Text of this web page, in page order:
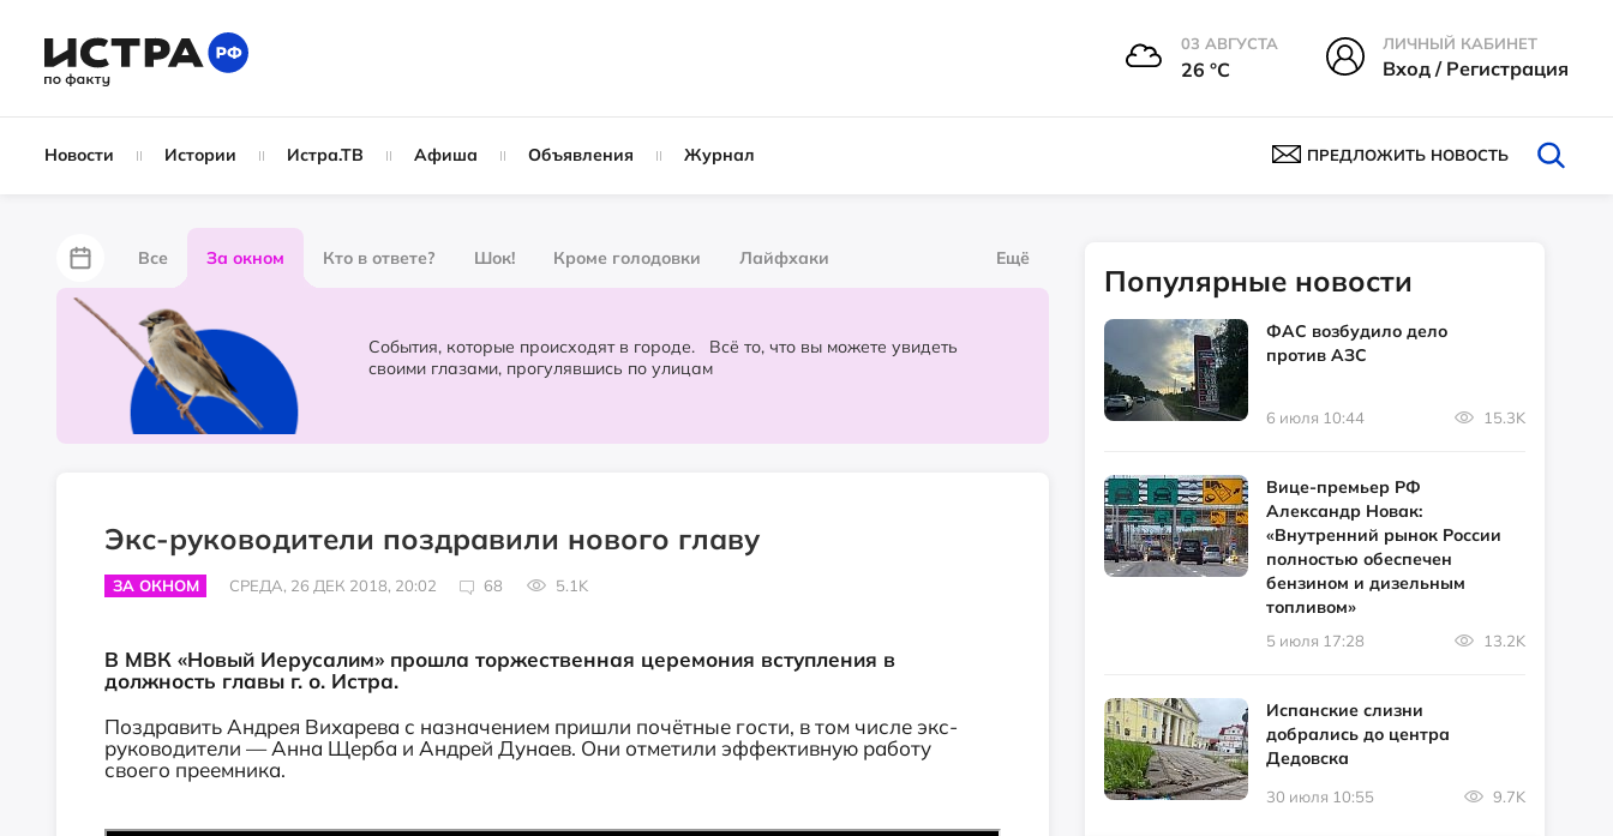
03 АВГУСТА
26 °С
ЛИЧНЫЙ КАБИНЕТ
Вход / Регистрация
Новости Истории Истра.ТВ Афиша Объявления Журнал ПРЕДЛОЖИТЬ НОВОСТЬ
Все За окном Кто в ответе? Шок! Кроме голодовки Лайфхаки
За забором
Партнёрский материал Народные новости Слухи
Ещё
События, которые происходят в городе. Всё то, что вы можете увидеть
своими глазами, прогулявшись по улицам
Экс-руководители поздравили нового главу
ЗА ОКНОМ СРЕДА, 26 ДЕК 2018, 20:02 68 5.1K
В МВК «Новый Иерусалим» прошла торжественная церемония вступления в
должность главы г. о. Истра.
Поздравить Андрея Вихарева с назначением пришли почётные гости, в том числе экс-
руководители — Анна Щерба и Андрей Дунаев. Они отметили эффективную работу
своего преемника.
Популярные новости
ФАС возбудило дело
против АЗС
6 июля 10:44 15.3K
Вице-премьер РФ
Александр Новак:
«Внутренний рынок России
полностью обеспечен
бензином и дизельным
топливом»
5 июля 17:28 13.2K
Испанские слизни
добрались до центра
Дедовска
30 июля 10:55 9.7K